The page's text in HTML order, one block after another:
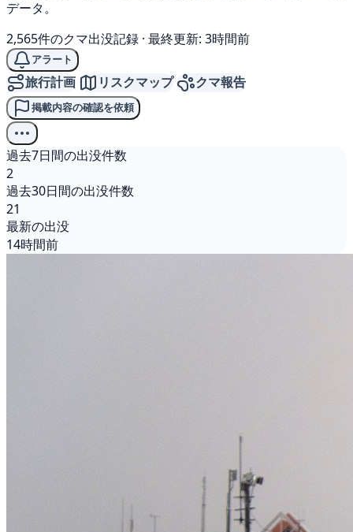
データ。
2,565件のクマ出没記録 · 最終更新: 3時間前
アラート
旅行計画 リスクマップ クマ報告
掲載内容の確認を依頼
過去7日間の出没件数
2
過去30日間の出没件数
21
最新の出没
14時間前